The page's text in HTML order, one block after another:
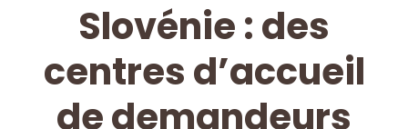
Slovénie : des
centres d’accueil
de demandeurs